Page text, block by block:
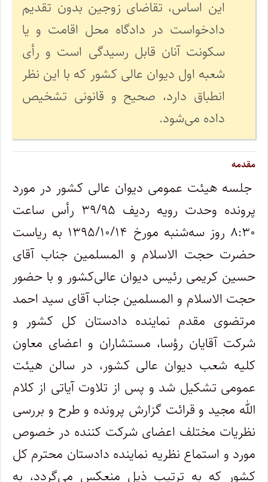
این اساس، تقاضای زوجین بدون تقدیم
دادخواست در دادگاه محل اقامت و یا
سکونت آنان قابل رسیدگی است و رأی
شعبه اول دیوان عالی کشور که با این نظر
انطباق دارد، صحیح و قانونی تشخیص
داده می‌شود.
مقدمه
جلسه هیئت ‌عمومی دیوان عالی کشور در مورد
پرونده وحدت رویه ردیف ۳۹/۹۵ رأس ساعت
۸:۳۰ روز سه‌شنبه مورخ ۱۳۹۵/۱۰/۱۴ به ‌ریاست
حضرت حجت‌ الاسلام‌ و المسلمین جناب آقای
حسین کریمی رئیس دیوان ‌‌عالی‌‌کشور و با حضور
حجت ‌الاسلام‌ و المسلمین جناب آقای سید احمد
مرتضوی مقدم نماینده دادستان ‌کل‌ کشور و
شرکت آقایان رؤسا، مستشاران و اعضای ‌معاون
کلیه شعب دیوان‌ عالی‌ کشور، در سالن هیئت‌
عمومی تشکیل شد و پس از تلاوت آیاتی از کلام
الله مجید و قرائت گزارش ‌پرونده و طرح و بررسی
نظریات مختلف اعضای شرکت کننده در خصوص
مورد و استماع نظریه نماینده دادستان محترم ‌کل‌
کشور که به ‌ترتیب‌ ذیل منعکس ‌می‌گردد، به